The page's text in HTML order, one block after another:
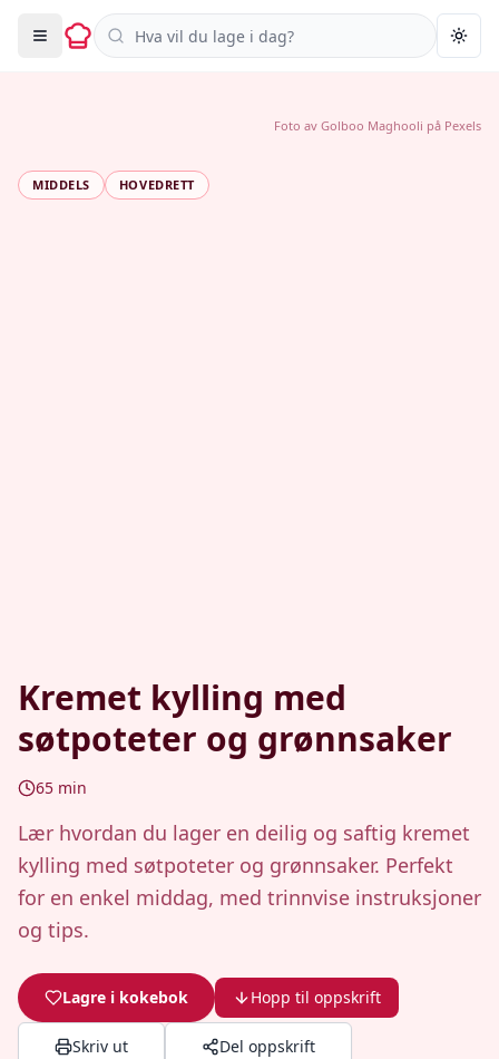
Søk i oppskrifter
MIDDELS HOVEDRETT
Kremet kylling med
søtpoteter og grønnsaker
65 min
Lær hvordan du lager en deilig og saftig kremet
kylling med søtpoteter og grønnsaker. Perfekt
for en enkel middag, med trinnvise instruksjoner
og tips.
Lagre i kokebok Hopp til oppskrift
Skriv ut Del oppskrift
Foto av Golboo Maghooli på Pexels